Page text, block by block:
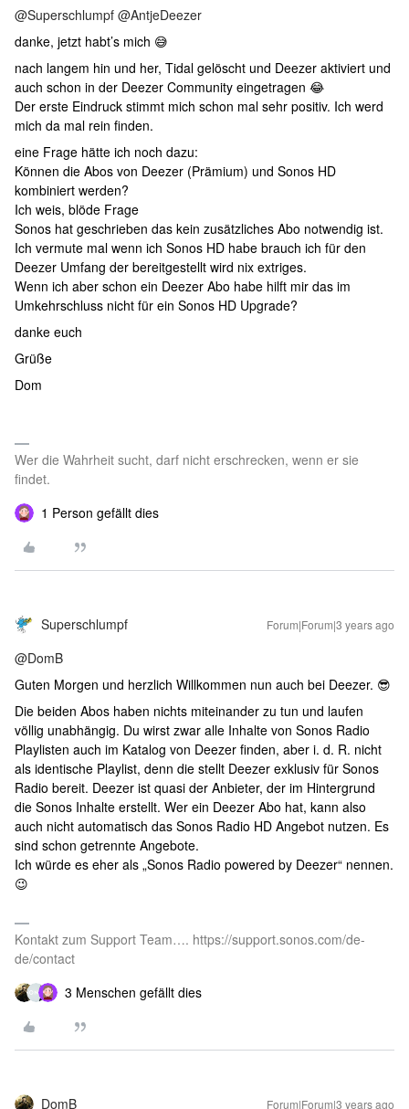
@Superschlumpf @AntjeDeezer
danke, jetzt habt’s mich 😅
nach langem hin und her, Tidal gelöscht und Deezer aktiviert und
auch schon in der Deezer Community eingetragen 😂
Der erste Eindruck stimmt mich schon mal sehr positiv. Ich werd
mich da mal rein finden.
eine Frage hätte ich noch dazu:
Können die Abos von Deezer (Prämium) und Sonos HD
kombiniert werden?
Ich weis, blöde Frage
Sonos hat geschrieben das kein zusätzliches Abo notwendig ist.
Ich vermute mal wenn ich Sonos HD habe brauch ich für den
Deezer Umfang der bereitgestellt wird nix extriges.
Wenn ich aber schon ein Deezer Abo habe hilft mir das im
Umkehrschluss nicht für ein Sonos HD Upgrade?
danke euch
Grüße
Dom
Wer die Wahrheit sucht, darf nicht erschrecken, wenn er sie
findet.
1 Person gefällt dies
Superschlumpf Forum|Forum|3 years ago
@DomB
Guten Morgen und herzlich Willkommen nun auch bei Deezer. 😎
Die beiden Abos haben nichts miteinander zu tun und laufen
völlig unabhängig. Du wirst zwar alle Inhalte von Sonos Radio
Playlisten auch im Katalog von Deezer finden, aber i. d. R. nicht
als identische Playlist, denn die stellt Deezer exklusiv für Sonos
Radio bereit. Deezer ist quasi der Anbieter, der im Hintergrund
die Sonos Inhalte erstellt. Wer ein Deezer Abo hat, kann also
auch nicht automatisch das Sonos Radio HD Angebot nutzen. Es
sind schon getrennte Angebote.
Ich würde es eher als „Sonos Radio powered by Deezer“ nennen.
😉
Kontakt zum Support Team…. https://support.sonos.com/de-
de/contact
3 Menschen gefällt dies
DomB Forum|Forum|3 years ago